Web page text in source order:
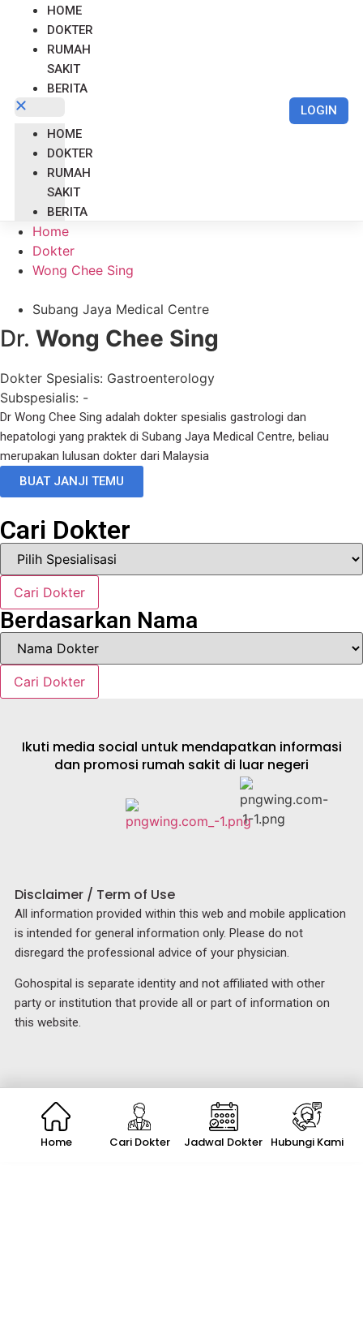
HOME
DOKTER
RUMAH
SAKIT
BERITA
HOME
DOKTER
RUMAH
SAKIT
BERITA
LOGIN
Home
Dokter
Wong Chee Sing
Subang Jaya Medical Centre
Dr. Wong Chee Sing
Dokter Spesialis: Gastroenterology
Subspesialis: -
Dr Wong Chee Sing adalah dokter spesialis gastrologi dan
hepatologi yang praktek di Subang Jaya Medical Centre, beliau
merupakan lulusan dokter dari Malaysia
BUAT JANJI TEMU
Cari Dokter
Cari Dokter
Berdasarkan Nama
Cari Dokter
Ikuti media social untuk mendapatkan informasi
dan promosi rumah sakit di luar negeri
Disclaimer / Term of Use
All information provided within this web and mobile application
is intended for general information only. Please do not
disregard the professional advice of your physician.
Gohospital is separate identity and not affiliated with other
party or institution that provide all or part of information on
this website.
Home Cari Dokter Jadwal Dokter Hubungi Kami